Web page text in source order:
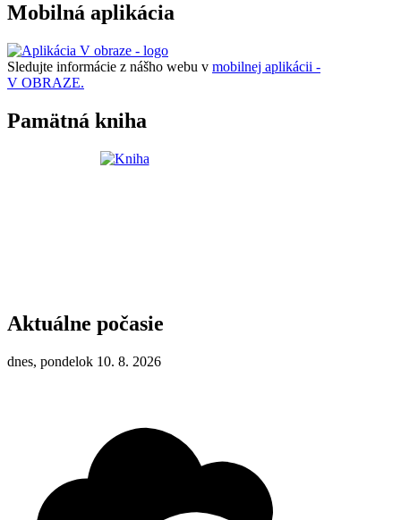
Mobilná aplikácia
Sledujte informácie z nášho webu v mobilnej aplikácii -
V OBRAZE.
Pamätná kniha
Aktuálne počasie
dnes, pondelok 10. 8. 2026